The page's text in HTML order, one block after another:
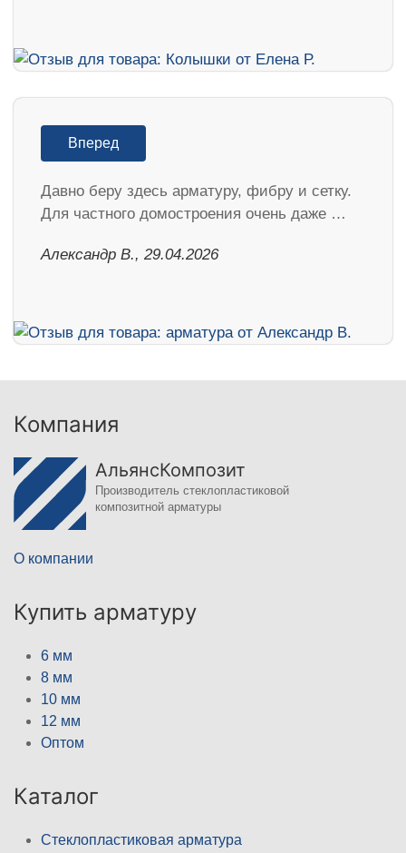
Вперед
Давно беру здесь арматуру, фибру и сетку.
Для частного домостроения очень даже …
Александр В., 29.04.2026
Компания
АльянсКомпозит
Производитель стеклопластиковой
композитной арматуры
О компании
Купить арматуру
6 мм
8 мм
10 мм
12 мм
Оптом
Каталог
Стеклопластиковая арматура